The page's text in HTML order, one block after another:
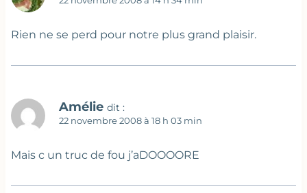
Rien ne se perd pour notre plus grand plaisir.
Amélie dit :
22 novembre 2008 à 18 h 03 min
Mais c un truc de fou j’aDOOOORE